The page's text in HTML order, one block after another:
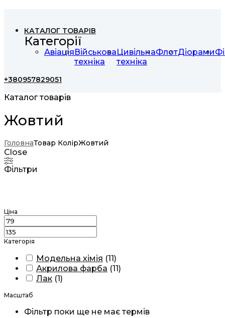
КАТАЛОГ ТОВАРІВ
Категорії
АвіаціяВійськова
техніка
Цивільна
техніка
ФлотДіорами
+380957829051
Каталог товарів
Жовтий
ГоловнаТовар КолірЖовтий
Close
Фільтри
Ціна
Категорія
Модельна хімія (11)
Акрилова фарба (11)
Лак (1)
Масштаб
Фільтр поки ще не має термів